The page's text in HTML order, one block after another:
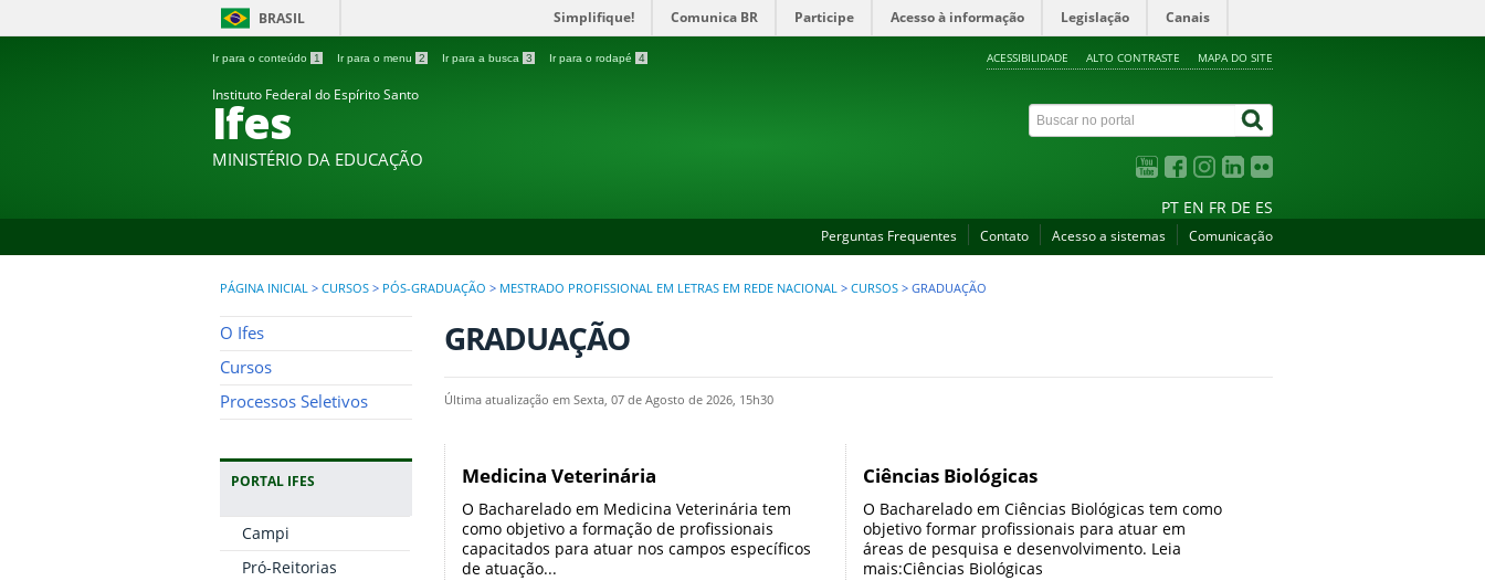
BRASIL Simplifique! Comunica BR Participe Acesso à informação Legislação Canais
Ir para o conteúdo 1 Ir para o menu 2 Ir para a busca 3 Ir para o rodapé 4 ACESSIBILIDADE ALTO CONTRASTE MAPA DO SITE
Instituto Federal do Espírito Santo
Ifes
MINISTÉRIO DA EDUCAÇÃO
PT EN FR DE ES
Perguntas Frequentes Contato Acesso a sistemas Comunicação
PÁGINA INICIAL > CURSOS > PÓS-GRADUAÇÃO > MESTRADO PROFISSIONAL EM LETRAS EM REDE NACIONAL > CURSOS > GRADUAÇÃO
O Ifes
Cursos
Processos Seletivos
PORTAL IFES
Campi
Pró-Reitorias
GRADUAÇÃO
Última atualização em Sexta, 07 de Agosto de 2026, 15h30
Medicina Veterinária
O Bacharelado em Medicina Veterinária tem
como objetivo a formação de profissionais
capacitados para atuar nos campos específicos
de atuação...
Ciências Biológicas
O Bacharelado em Ciências Biológicas tem como
objetivo formar profissionais para atuar em
áreas de pesquisa e desenvolvimento. Leia
mais:Ciências Biológicas